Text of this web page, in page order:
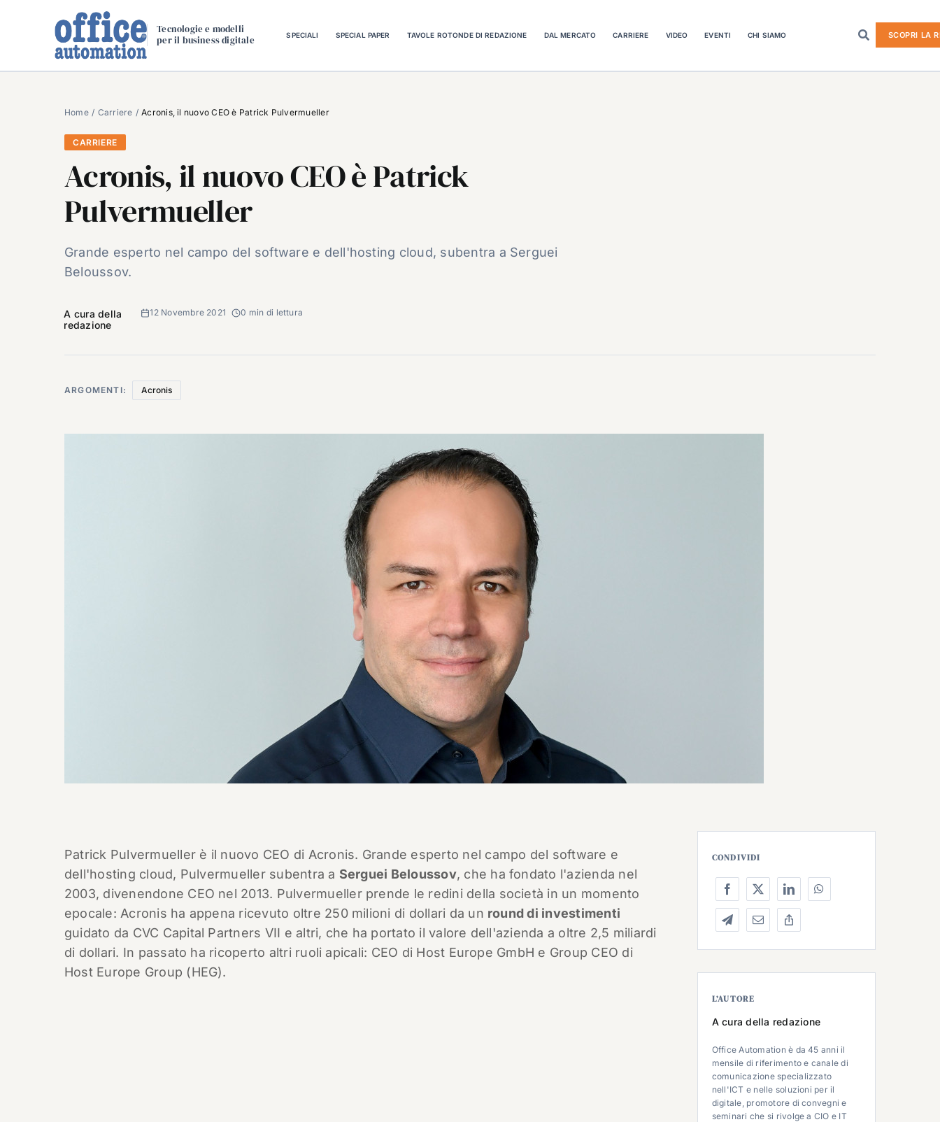
Tecnologie e modelli
per il business digitale
SPECIALI SPECIAL PAPER TAVOLE ROTONDE DI REDAZIONE DAL MERCATO CARRIERE VIDEO EVENTI CHI SIAMO SCOPRI LA
Home Carriere Acronis, il nuovo CEO è Patrick Pulvermueller
CARRIERE
Acronis, il nuovo CEO è Patrick
Pulvermueller
Grande esperto nel campo del software e dell'hosting cloud, subentra a Serguei
Beloussov.
A cura della
redazione
12 Novembre 2021 0 min di lettura
ARGOMENTI: Acronis
Patrick Pulvermueller è il nuovo CEO di Acronis. Grande esperto nel campo del software e
dell'hosting cloud, Pulvermueller subentra a Serguei Beloussov, che ha fondato l'azienda nel
2003, divenendone CEO nel 2013. Pulvermueller prende le redini della società in un momento
epocale: Acronis ha appena ricevuto oltre 250 milioni di dollari da un round di investimenti
guidato da CVC Capital Partners VII e altri, che ha portato il valore dell'azienda a oltre 2,5 miliardi
di dollari. In passato ha ricoperto altri ruoli apicali: CEO di Host Europe GmbH e Group CEO di
Host Europe Group (HEG).
CONDIVIDI
L’AUTORE
A cura della redazione
Office Automation è da 45 anni il
mensile di riferimento e canale di
comunicazione specializzato
nell'ICT e nelle soluzioni per il
digitale, promotore di convegni e
seminari che si rivolge a CIO e IT